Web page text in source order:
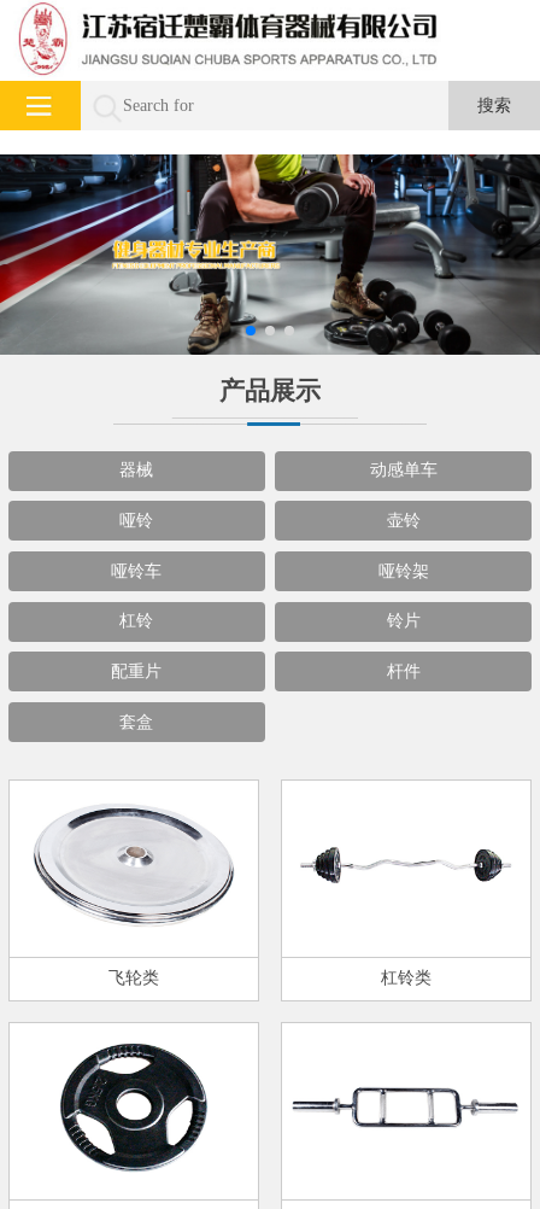
产品展示
器械 动感单车
哑铃 壶铃
哑铃车 哑铃架
杠铃 铃片
配重片 杆件
套盒
飞轮类 杠铃类